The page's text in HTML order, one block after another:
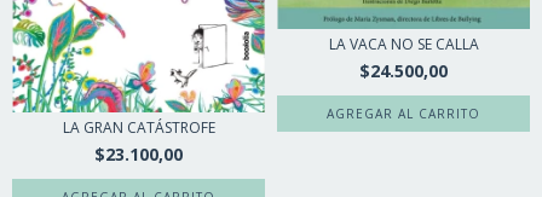
LA GRAN CATÁSTROFE
$23.100,00
LA VACA NO SE CALLA
$24.500,00